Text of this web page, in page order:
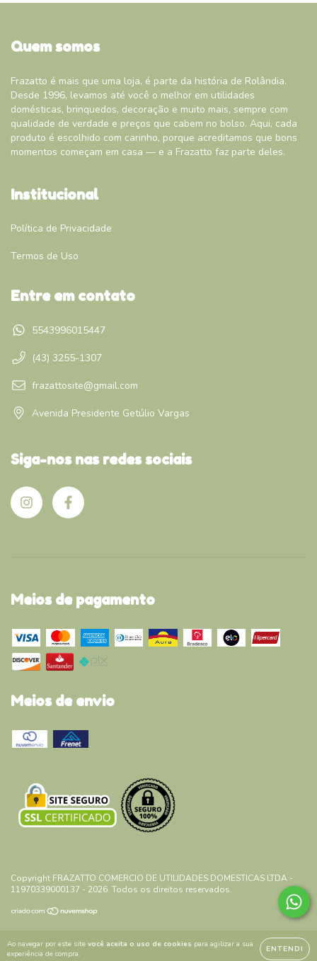
Ao navegar por este site você aceita o uso de cookies para agilizar a sua
experiência de compra.
ENTENDI
Quem somos
Frazatto é mais que uma loja, é parte da história de Rolândia.
Desde 1996, levamos até você o melhor em utilidades
domésticas, brinquedos, decoração e muito mais, sempre com
qualidade de verdade e preços que cabem no bolso. Aqui, cada
produto é escolhido com carinho, porque acreditamos que bons
momentos começam em casa — e a Frazatto faz parte deles.
Institucional
Política de Privacidade
Termos de Uso
Entre em contato
5543996015447
(43) 3255-1307
frazattosite@gmail.com
Avenida Presidente Getúlio Vargas
Siga-nos nas redes sociais
Meios de pagamento
Meios de envio
Copyright FRAZATTO COMERCIO DE UTILIDADES DOMESTICAS LTDA -
11970339000137 - 2026. Todos os direitos reservados.